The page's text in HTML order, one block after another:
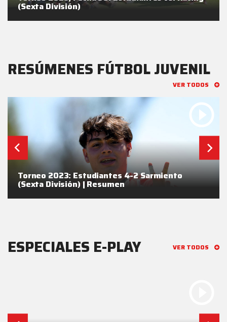
(Sexta División)
RESÚMENES FÚTBOL JUVENIL
VER TODOS
Torneo 2023: Estudiantes 4-2 Sarmiento
(Sexta División) | Resumen
ESPECIALES E-PLAY VER TODOS